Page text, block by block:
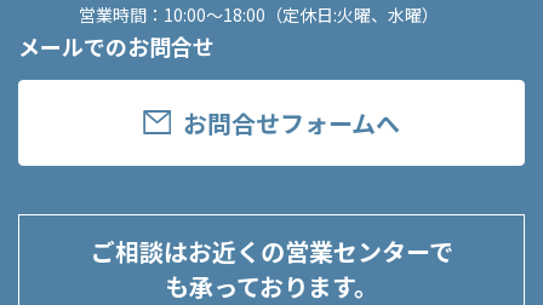
営業時間：10:00～18:00（定休日:火曜、水曜）
メールでのお問合せ
お問合せフォームへ
ご相談はお近くの営業センターで
も承っております。